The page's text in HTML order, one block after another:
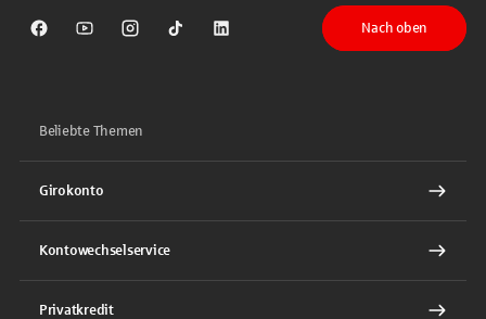
Sparkasse auf Facebook
Sparkasse auf Youtube
Sparkasse auf Instagram
Sparkasse auf TikTok
Sparkasse auf LinkedIn
Nach oben
Beliebte Themen
Girokonto
Kontowechselservice
Privatkredit